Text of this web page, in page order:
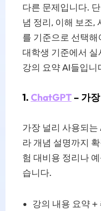
다른 문제입니다.
념 정리, 이해 보조,
를 기준으로 선택
대학생 기준에서
강의 요약 AI들입니
1. ChatGPT– 가장
가장 널리 사용되는
라 개념 설명까지
험 대비용 정리나
습니다.
강의 내용 요약 +